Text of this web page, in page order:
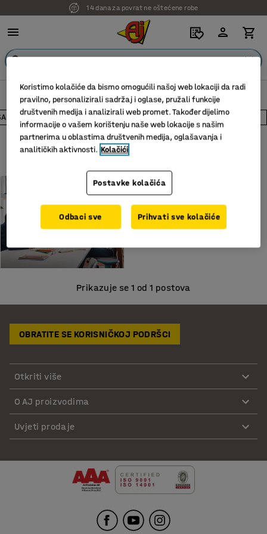
14 dana za povrat ne oštećene robe
Inspiracija/blog Liderstvo
RADNOG OKRUŽENJA LIDERSTVO STIL I KONCEPT
Prikaži sve oznake
LIDERSTVO
Šta je liderstvo? Menadžer i
lider nisu uvijek ista stvar
Prikazuje se 1 od 1 postova
OBRATITE SE KORISNIČKOJ PODRŠCI
Otkriti više
O AJ proizvodima
Uvjeti prodaje
Koristimo kolačiće da bismo omogućili našoj web lokaciji da radi
pravilno, personalizirali sadržaj i oglase, pružali funkcije
društvenih medija i analizirali web promet. Također dijelimo
informacije o vašem korištenju naše web lokacije s našim
partnerima u oblastima društvenih medija, oglašavanja i
analitičkih aktivnosti. Kolačići
Postavke kolačića
Odbaci sve Prihvati sve kolačiće